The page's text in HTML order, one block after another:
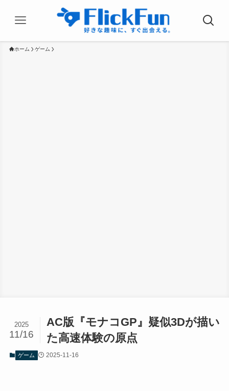
ホーム ゲーム
AC版『モナコGP』疑似3Dが描い
た高速体験の原点
2025
11/16
ゲーム 2025-11-16